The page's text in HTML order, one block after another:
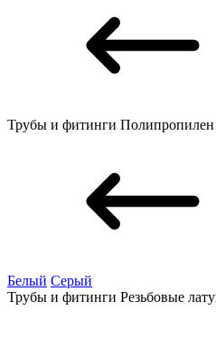
Трубы и фитинги Полипропилен
Белый Серый
Трубы и фитинги Резьбовые